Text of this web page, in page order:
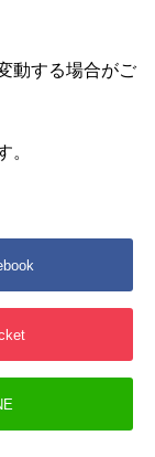
動する場合がご
。